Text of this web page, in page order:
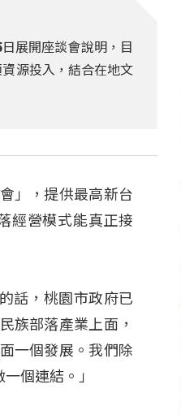
展開座談會說明，目
源投入，結合在地文
」，提供最高新台
經營模式能真正接
話，桃園市政府已
族部落產業上面，
一個發展。我們除
個連結。」